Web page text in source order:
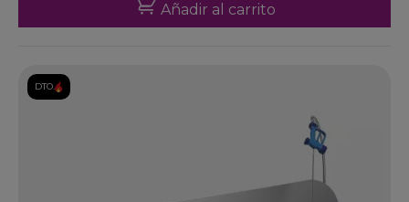
Añadir al carrito
DTO.